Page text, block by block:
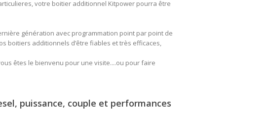
votre boitier additionnel Kitpower pourra être
génération avec programmation point par point de
boitiers additionnels d’être fiables et très efficaces,
êtes le bienvenu pour une visite....ou pour faire
puissance, couple et performances